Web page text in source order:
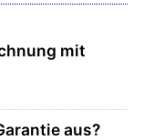
mit
aus?